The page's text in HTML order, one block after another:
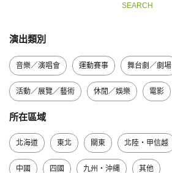
SEARCH
演出類別
音樂／演唱會 運動賽事 舞台劇／劇場
活動／展覽／藝術 休閒／娛樂 電影
所在區域
北海道 東北 關東 北陸・甲信越
中國 四國 九州・沖縄 其他